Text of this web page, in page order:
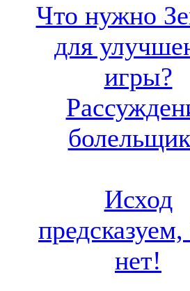
Что нужно
для
игры?
Исход
предсказуем,
нет!